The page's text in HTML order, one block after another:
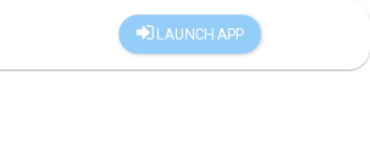
LAUNCH APP